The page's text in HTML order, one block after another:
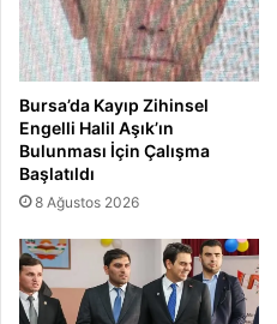
Bursa’da Kayıp Zihinsel
Engelli Halil Aşık’ın
Bulunması İçin Çalışma
Başlatıldı
8 Ağustos 2026